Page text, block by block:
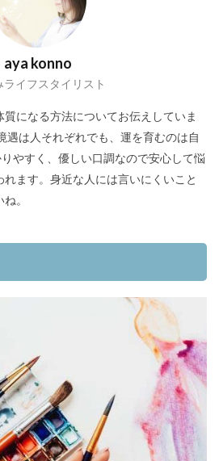
aya konno
ライフスタイリスト
になる方法についてお伝えしていま
遇は人それぞれでも、運を育むのは自
やすく、優しい口調なので安心して悩
ます。身近な人には言いにくいこと
。